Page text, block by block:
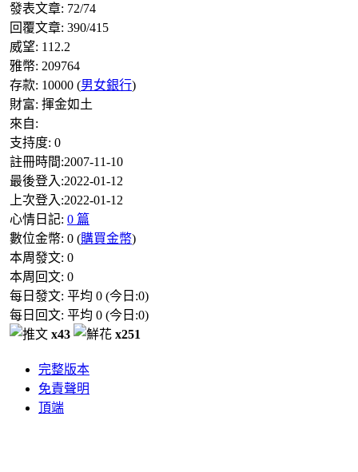
發表文章: 72/74
回覆文章: 390/415
威望: 112.2
雅幣: 209764
存款: 10000 (男女銀行)
財富: 揮金如土
來自:
支持度: 0
註冊時間:2007-11-10
最後登入:2022-01-12
上次登入:2022-01-12
心情日記: 0 篇
數位金幣: 0 (購買金幣)
本周發文: 0
本周回文: 0
每日發文: 平均 0 (今日:0)
每日回文: 平均 0 (今日:0)
x43
x251
完整版本
免責聲明
頂端